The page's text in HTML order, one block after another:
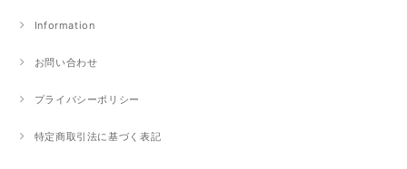
Information
お問い合わせ
プライバシーポリシー
特定商取引法に基づく表記